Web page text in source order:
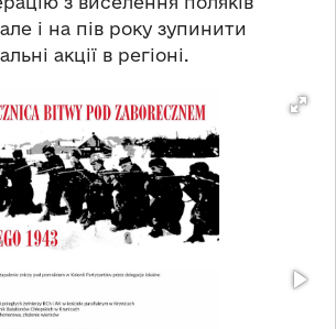
і на пів року зупинити
акції в регіоні.